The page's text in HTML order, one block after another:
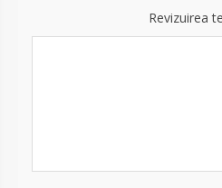
Revizuirea